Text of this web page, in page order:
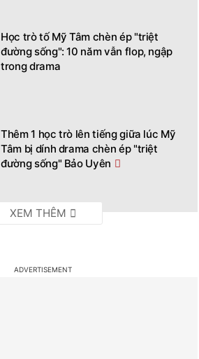
Học trò tố Mỹ Tâm chèn ép "triệt
đường sống": 10 năm vẫn flop, ngập
trong drama
Thêm 1 học trò lên tiếng giữa lúc Mỹ
Tâm bị dính drama chèn ép "triệt
đường sống" Bảo Uyên